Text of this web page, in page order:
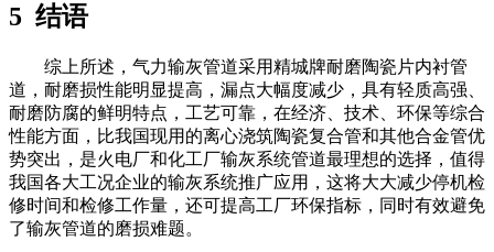
5 结语
综上所述，气力输灰管道采用精城牌耐磨陶瓷片内衬管
道，耐磨损性能明显提高，漏点大幅度减少，具有轻质高强、
耐磨防腐的鲜明特点，工艺可靠，在经济、技术、环保等综合
性能方面，比我国现用的离心浇筑陶瓷复合管和其他合金管优
势突出，是火电厂和化工厂输灰系统管道最理想的选择，值得
我国各大工况企业的输灰系统推广应用，这将大大减少停机检
修时间和检修工作量，还可提高工厂环保指标，同时有效避免
了输灰管道的磨损难题。